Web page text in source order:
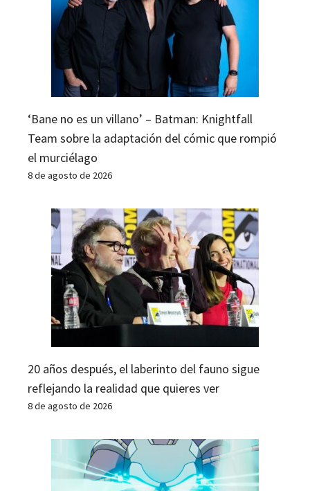
‘Bane no es un villano’ – Batman: Knightfall
Team sobre la adaptación del cómic que rompió
el murciélago
8 de agosto de 2026
20 años después, el laberinto del fauno sigue
reflejando la realidad que quieres ver
8 de agosto de 2026